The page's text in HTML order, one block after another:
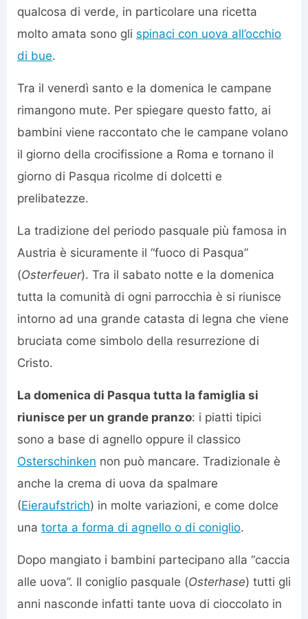
qualcosa di verde, in particolare una ricetta
molto amata sono gli spinaci con uova all’occhio
di bue.
Tra il venerdì santo e la domenica le campane
rimangono mute. Per spiegare questo fatto, ai
bambini viene raccontato che le campane volano
il giorno della crocifissione a Roma e tornano il
giorno di Pasqua ricolme di dolcetti e
prelibatezze.
La tradizione del periodo pasquale più famosa in
Austria è sicuramente il “fuoco di Pasqua”
(Osterfeuer). Tra il sabato notte e la domenica
tutta la comunità di ogni parrocchia è si riunisce
intorno ad una grande catasta di legna che viene
bruciata come simbolo della resurrezione di
Cristo.
La domenica di Pasqua tutta la famiglia si
riunisce per un grande pranzo: i piatti tipici
sono a base di agnello oppure il classico
Osterschinken non può mancare. Tradizionale è
anche la crema di uova da spalmare
(Eieraufstrich) in molte variazioni, e come dolce
una torta a forma di agnello o di coniglio.
Dopo mangiato i bambini partecipano alla “caccia
alle uova”. Il coniglio pasquale (Osterhase) tutti gli
anni nasconde infatti tante uova di cioccolato in